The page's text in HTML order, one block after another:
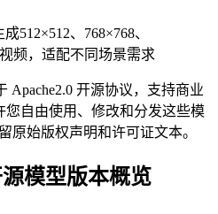
512×512、768×768、
频，适配不同场景需求
Apache2.0 开源协议，支持商业
您自由使用、修改和分发这些模
原始版权声明和许可证文本。
模型版本概览